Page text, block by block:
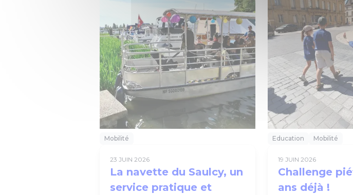
Mobilité
23 JUIN 2026
La navette du Saulcy, un
service pratique et
Education Mobilité
19 JUIN 2026
Challenge
ans déjà !